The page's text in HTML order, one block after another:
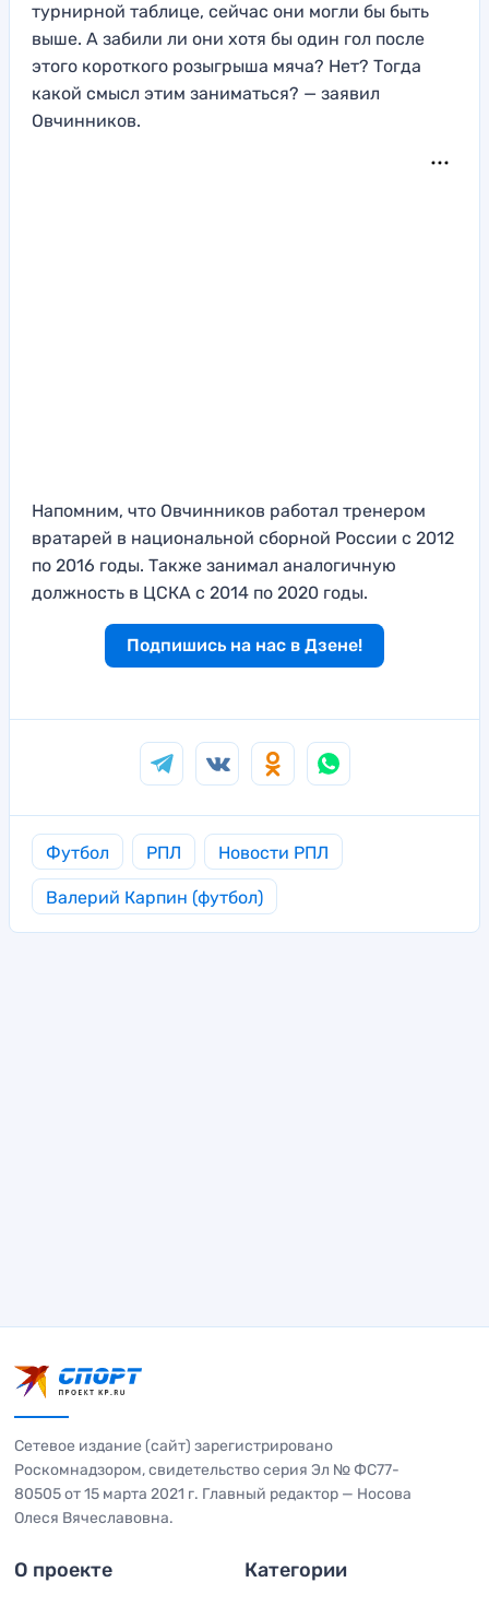
турнирной таблице, сейчас они могли бы быть
выше. А забили ли они хотя бы один гол после
этого короткого розыгрыша мяча? Нет? Тогда
какой смысл этим заниматься? — заявил
Овчинников.
Напомним, что Овчинников работал тренером
вратарей в национальной сборной России с 2012
по 2016 годы. Также занимал аналогичную
должность в ЦСКА с 2014 по 2020 годы.
Подпишись на нас в Дзене!
Футбол РПЛ Новости РПЛ
Валерий Карпин (футбол)
Сетевое издание (сайт) зарегистрировано
Роскомнадзором, свидетельство серия Эл № ФС77-
80505 от 15 марта 2021 г. Главный редактор — Носова
Олеся Вячеславовна.
О проекте Категории